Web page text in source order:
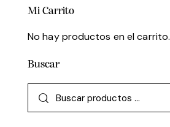
Mi Carrito
No hay productos en el carrito.
Buscar